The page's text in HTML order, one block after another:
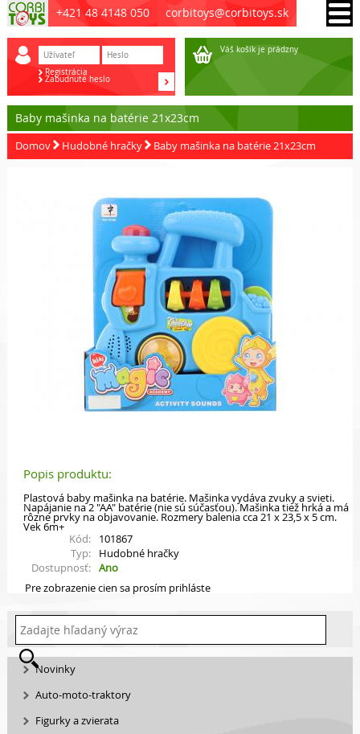
+421 48 4148 050 corbitoys@corbitoys.sk
Registrácia
Zabudnuté heslo
Váš košík je prádzny
Baby mašinka na batérie 21x23cm
Domov Hudobné hračky Baby mašinka na batérie 21x23cm
Popis produktu:
Plastová baby mašinka na batérie. Mašinka vydáva zvuky a svieti.
Napájanie na 2 "AA" batérie (nie sú súčasťou). Mašinka tiež hrká a má
rôzne prvky na objavovanie. Rozmery balenia cca 21 x 23,5 x 5 cm.
Vek 6m+
Kód:
101867
Typ:
Hudobné hračky
Dostupnosť: Ano
Pre zobrazenie cien sa prosím prihláste
Novinky
Auto-moto-traktory
Figurky a zvierata